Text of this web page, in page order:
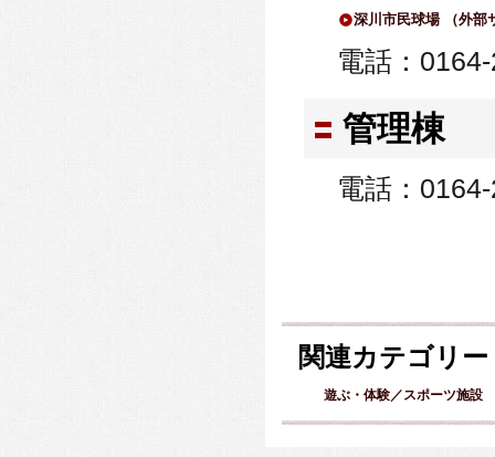
深川市民球場 （外部
電話：
管理棟
電話：
関連カテゴリー
遊ぶ・体験／スポーツ施設